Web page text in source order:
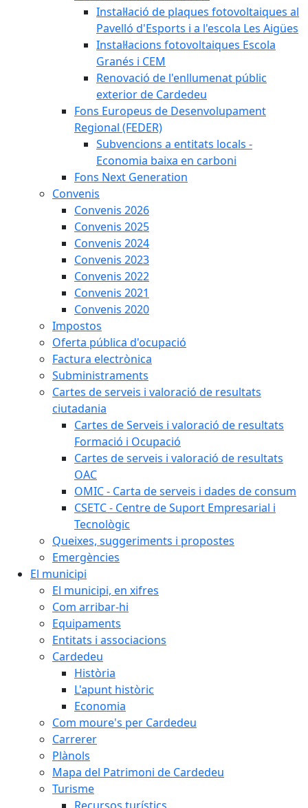
Instal·lació de plaques fotovoltaiques al
Pavelló d'Esports i a l'escola Les Aigües
Instal·lacions fotovoltaiques Escola
Granés i CEM
Renovació de l'enllumenat públic
exterior de Cardedeu
Fons Europeus de Desenvolupament
Regional (FEDER)
Subvencions a entitats locals -
Economia baixa en carboni
Fons Next Generation
Convenis
Convenis 2026
Convenis 2025
Convenis 2024
Convenis 2023
Convenis 2022
Convenis 2021
Convenis 2020
Impostos
Oferta pública d'ocupació
Factura electrònica
Subministraments
Cartes de serveis i valoració de resultats
ciutadania
Cartes de Serveis i valoració de resultats
Formació i Ocupació
Cartes de serveis i valoració de resultats
OAC
OMIC - Carta de serveis i dades de consum
CSETC - Centre de Suport Empresarial i
Tecnològic
Queixes, suggeriments i propostes
Emergències
El municipi
El municipi, en xifres
Com arribar-hi
Equipaments
Entitats i associacions
Cardedeu
Història
L'apunt històric
Economia
Com moure's per Cardedeu
Carrerer
Plànols
Mapa del Patrimoni de Cardedeu
Turisme